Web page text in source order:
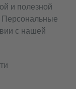
и полезной
Персональные
с нашей